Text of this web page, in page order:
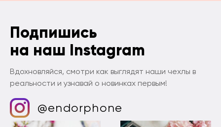
Подпишись
на наш Instagram
Вдохновляйся, смотри как выглядят наши чехлы в
реальности и узнавай о новинках первым!
@endorphone